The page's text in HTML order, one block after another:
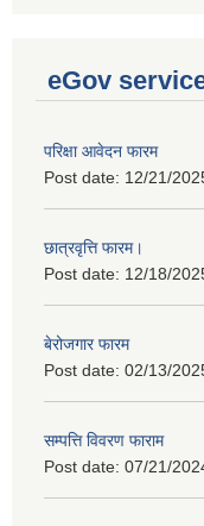
eGov
परिक्षा आवेदन फारम
Post date: 12/21/
छात्रवृत्ति फारम।
Post date: 12/18/
बेरोजगार फारम
Post date: 02/13/
सम्पत्ति विवरण फाराम
Post date: 07/21/